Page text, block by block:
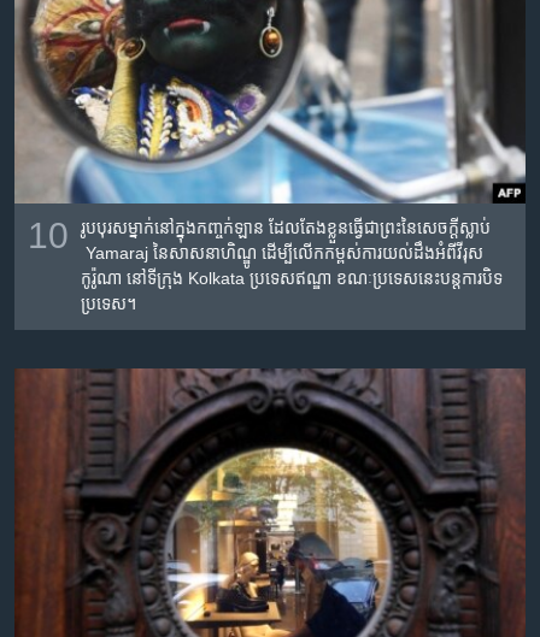
10
រូប​បុរស​ម្នាក់​នៅ​ក្នុង​កញ្ចក់​ឡាន ​ដែល​តែ​ង​ខ្លួន​ធ្វើ​ជា​ព្រះនៃ​សេចក្ដី​ស្លាប់​
Yamaraj នៃ​សាសនា​ហិណ្ឌូ ដើម្បី​លើក​កម្ពស់​ការ​យល់​ដឹង​អំពី​វីរុស​
កូរ៉ូណា នៅ​ទីក្រុង Kolkata ប្រទេស​ឥណ្ឌា ខណៈ​ប្រទេស​នេះ​បន្ត​ការ​បិទ​
ប្រទេស។